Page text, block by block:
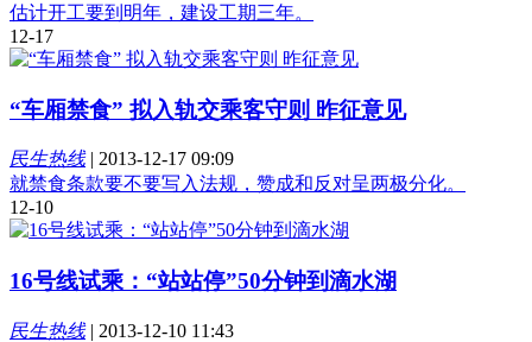
估计开工要到明年，建设工期三年。
12-17
“车厢禁食” 拟入轨交乘客守则 昨征意见
民生热线| 2013-12-17 09:09
就禁食条款要不要写入法规，赞成和反对呈两极分化。
12-10
16号线试乘：“站站停”50分钟到滴水湖
民生热线| 2013-12-10 11:43